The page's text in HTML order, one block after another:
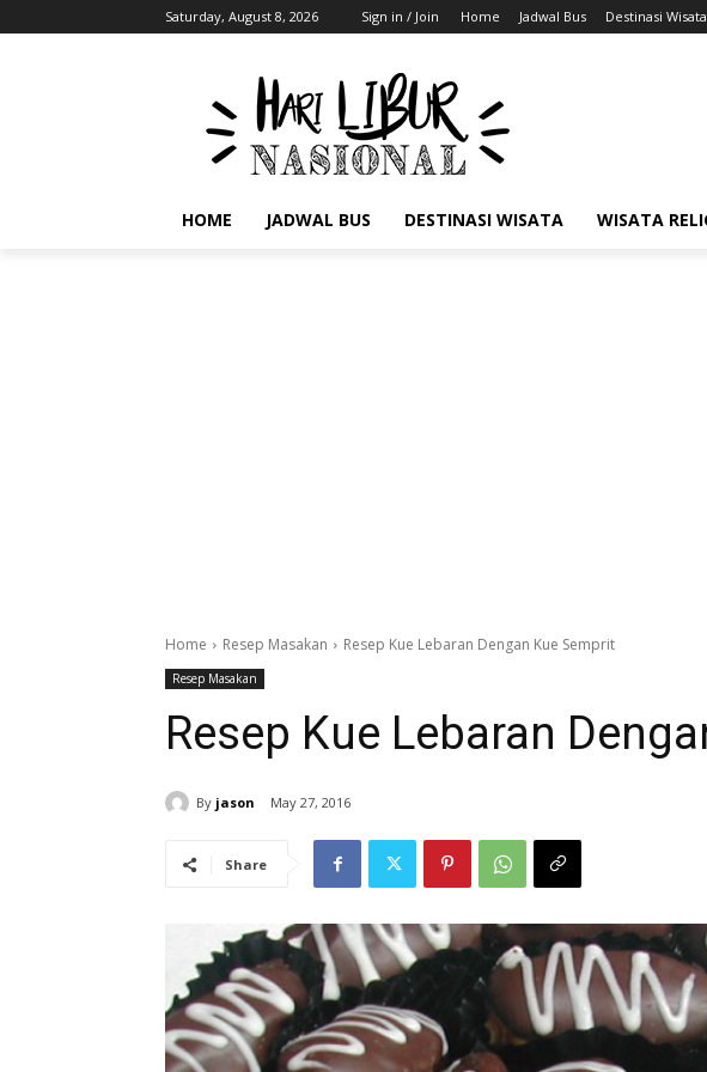
Saturday, August 8, 2026 Sign in / Join Home Jadwal Bus Destinasi Wisata
HOME JADWAL BUS DESTINASI WISATA WISATA
Home Resep Masakan Resep Kue Lebaran Dengan Kue Semprit
Resep Masakan
Resep Kue Lebaran
By jason May 27, 2016
Share